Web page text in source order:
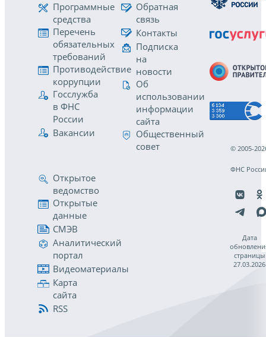
Программные
средства
Перечень
обязательных
требований
Противодействие
коррупции
Госслужба
в ФНС
России
Вакансии
Обратная
связь
Контакты
Подписка
на
новости
Об
использовании
информации
сайта
Общественный
совет
Открытое
ведомство
Открытые
данные
СМЭВ
Аналитический
портал
Видеоматериалы
Карта
сайта
RSS
© 2005-
ФНС
Дата
страницы
27.03.2026